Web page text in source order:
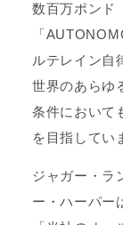
数百万ポンド
「
ルテレイン自
世界のあらゆ
条件において
を目指してい
ジャガー・ラ
ー・ハーパー